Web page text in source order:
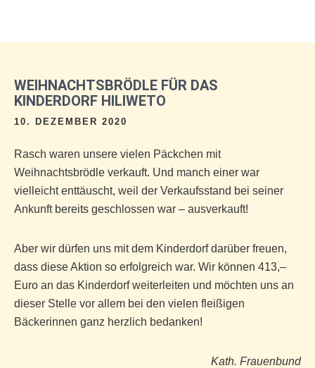
WEIHNACHTSBRÖDLE FÜR DAS
KINDERDORF HILIWETO
10. DEZEMBER 2020
Rasch waren unsere vielen Päckchen mit
Weihnachtsbrödle verkauft. Und manch einer war
vielleicht enttäuscht, weil der Verkaufsstand bei seiner
Ankunft bereits geschlossen war – ausverkauft!
Aber wir dürfen uns mit dem Kinderdorf darüber freuen,
dass diese Aktion so erfolgreich war. Wir können 413,–
Euro an das Kinderdorf weiterleiten und möchten uns an
dieser Stelle vor allem bei den vielen fleißigen
Bäckerinnen ganz herzlich bedanken!
Kath. Frauenbund